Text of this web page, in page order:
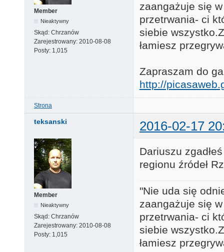
Member
Nieaktywny
Skąd: Chrzanów
Zarejestrowany: 2010-08-08
Posty: 1,015
zaangażuje się
przetrwania- ci
siebie
łamiesz
Zapraszam do
http://
Strona
teksanski 2016-02-17
Member
Nieaktywny
Skąd: Chrzanów
Zarejestrowany: 2010-08-08
Posty: 1,015
Dariuszu
regionu źródeł
"Nie uda się
zaangażuje się
przetrwania- ci
siebie
łamiesz